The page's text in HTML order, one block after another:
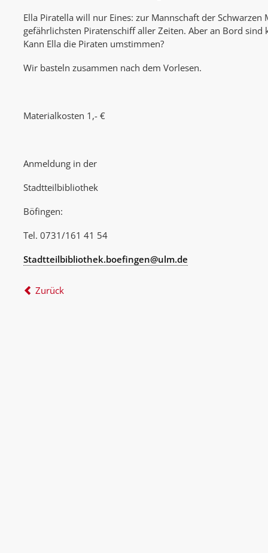
Ella Piratella will nur Eines: zur Mannschaft der Schwarzen
gefährlichsten Piratenschiff aller Zeiten. Aber an Bord sind
Kann Ella die Piraten umstimmen?
Wir basteln zusammen nach dem Vorlesen.
Materialkosten 1,- €
Anmeldung in der
Stadtteilbibliothek
Böfingen:
Tel. 0731/161 41 54
Stadtteilbibliothek.boefingen@ulm.de
Zurück